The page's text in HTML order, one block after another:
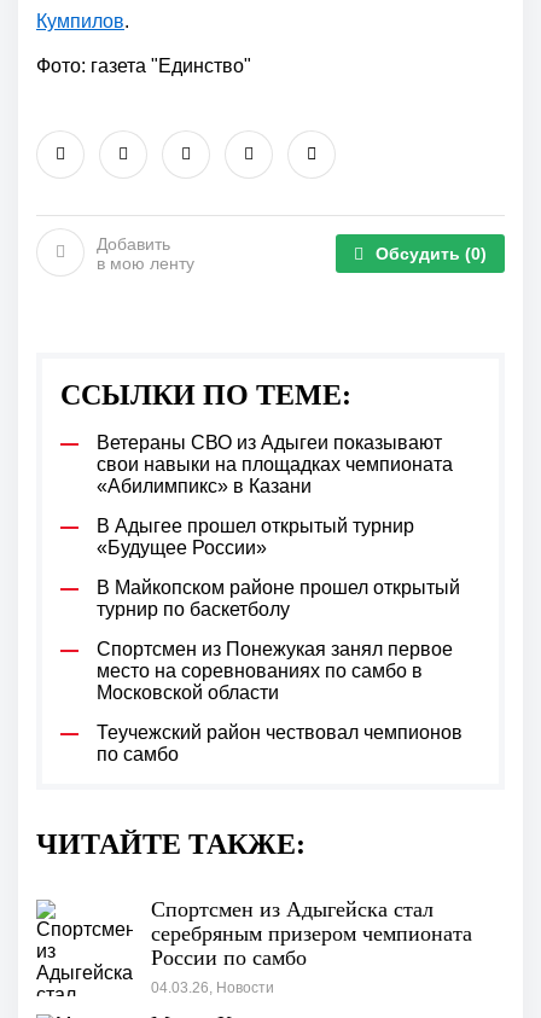
Кумпилов.
Фото: газета "Единство"
Добавить
в мою ленту
Обсудить (0)
ССЫЛКИ ПО ТЕМЕ:
Ветераны СВО из Адыгеи показывают
свои навыки на площадках чемпионата
«Абилимпикс» в Казани
В Адыгее прошел открытый турнир
«Будущее России»
В Майкопском районе прошел открытый
турнир по баскетболу
Спортсмен из Понежукая занял первое
место на соревнованиях по самбо в
Московской области
Теучежский район чествовал чемпионов
по самбо
ЧИТАЙТЕ ТАКЖЕ:
Спортсмен из Адыгейска стал
серебряным призером чемпионата
России по самбо
04.03.26, Новости